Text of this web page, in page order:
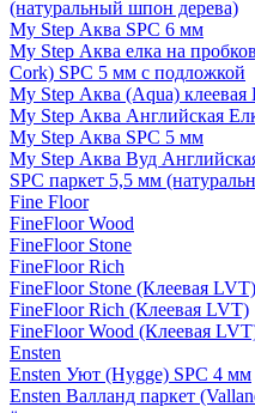
(натуральный шпон дерева)
My Step Аква SPC 6 мм
My Step Аква елка на
Cork) SPC 5 мм с подложкой
My Step Аква (Aqua)
My Step Аква Английская
My Step Аква SPC 5 мм
My Step Аква Вуд
SPC паркет 5,5 мм
Fine Floor
FineFloor Wood
FineFloor Stone
FineFloor Rich
FineFloor Stone (Клеевая LVT)
FineFloor Rich (Клеевая LVT)
FineFloor Wood (Клеевая
Ensten
Ensten Уют (Hygge) SPC 4 мм
Ensten Валланд паркет